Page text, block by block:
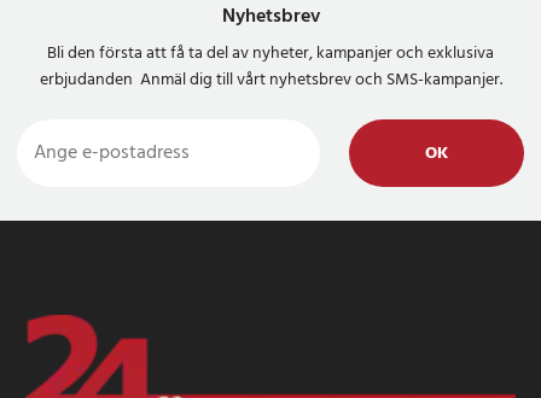
Nyhetsbrev
Bli den första att få ta del av nyheter, kampanjer och exklusiva
erbjudanden Anmäl dig till vårt nyhetsbrev och SMS-kampanjer.
OK